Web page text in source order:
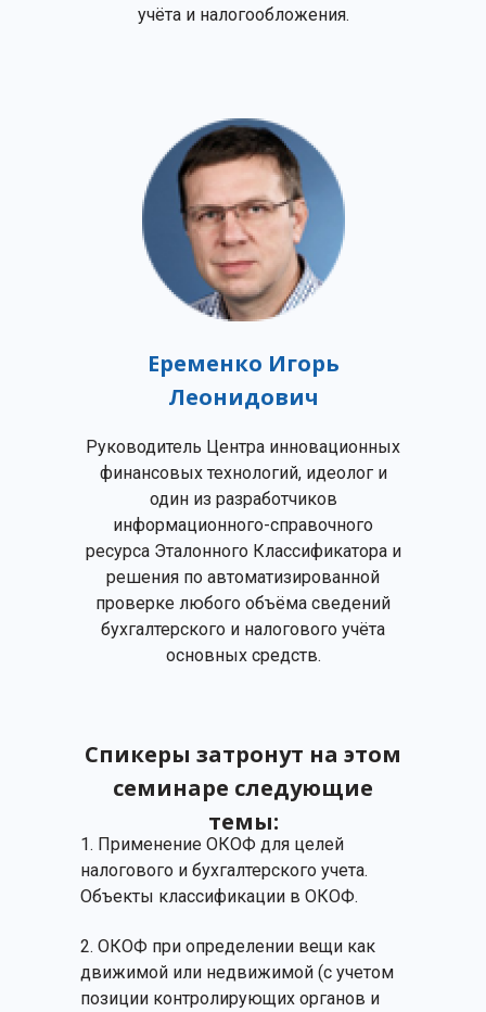
Еременко Игорь
Леонидович
Спикеры затронут на этом
семинаре следующие
темы:
учёта и налогообложения.
Руководитель Центра инновационных
финансовых технологий, идеолог и
один из разработчиков
информационного-справочного
ресурса Эталонного Классификатора и
решения по автоматизированной
проверке любого объёма сведений
бухгалтерского и налогового учёта
основных средств.
1. Применение ОКОФ для целей
налогового и бухгалтерского учета.
Объекты классификации в ОКОФ.
2. ОКОФ при определении вещи как
движимой или недвижимой (с учетом
позиции контролирующих органов и